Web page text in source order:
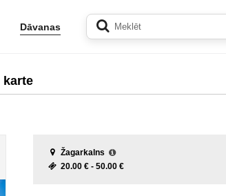
Dāvanas
karte
Žagarkalns
20.00 € - 50.00 €